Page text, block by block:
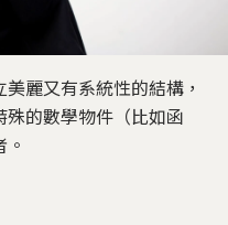
麗又有系統性的結構，
的數學物件（比如函